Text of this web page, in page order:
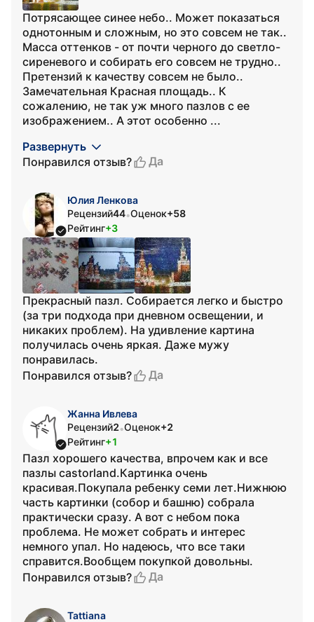
Потрясающее синее небо.. Может показаться
однотонным и сложным, но это совсем не так..
Масса оттенков - от почти черного до светло-
сиреневого и собирать его совсем не трудно..
Претензий к качеству совсем не было..
Замечательная Красная площадь.. К
сожалению, не так уж много пазлов с ее
изображением.. А этот особенно ...
Развернуть
Понравился отзыв?
Да
Юлия Ленкова
Рецензий44•Оценок+58
Рейтинг+3
Прекрасный пазл. Собирается легко и быстро
(за три подхода при дневном освещении, и
никаких проблем). На удивление картина
получилась очень яркая. Даже мужу
понравилась.
Понравился отзыв?
Да
Жанна Ивлева
Рецензий2•Оценок+2
Рейтинг+1
Пазл хорошего качества, впрочем как и все
пазлы castorland.Картинка очень
красивая.Покупала ребенку семи лет.Нижнюю
часть картинки (собор и башню) собрала
практически сразу. А вот с небом пока
проблема. Не может собрать и интерес
немного упал. Но надеюсь, что все таки
справится.Вообщем покупкой довольны.
Понравился отзыв?
Да
Tattiana